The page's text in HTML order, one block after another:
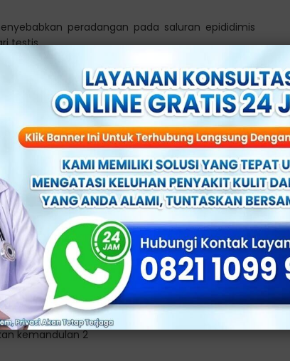
peradangan pada saluran epididimis
testis.
saluran epididimis terganggu, dan pada akhirnya
dapat menyebabkan bakteri naik ke organ
menginfeksinya.
sumbatan pada saluran tuba, yang dapat
memicu gonore menyebabkan kemandulan, baik
dengan tepat, baik dari segi waktu dan